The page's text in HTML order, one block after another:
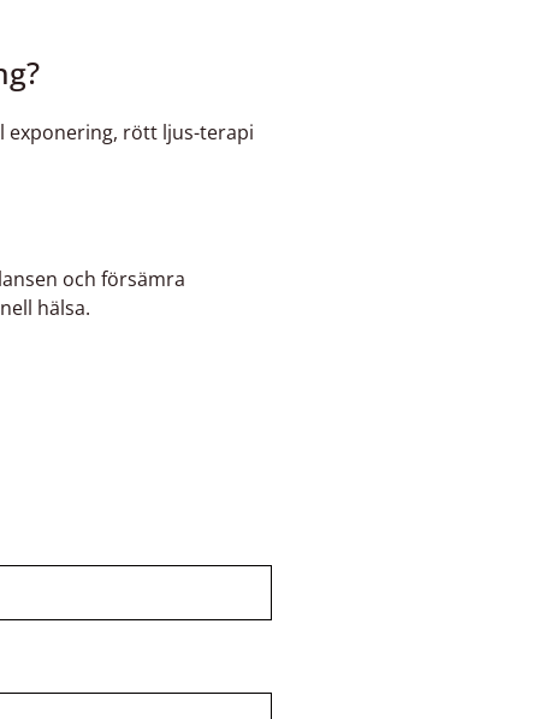
exponering, rött ljus-terapi
och försämra
hälsa.